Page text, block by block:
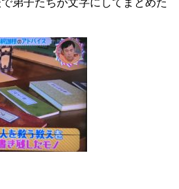
弟子たちが文字にしてまとめた